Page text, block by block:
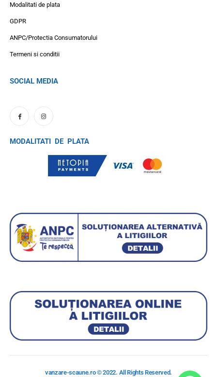
Modalitati de plata
GDPR
ANPC/Protectia Consumatorului
Termeni si conditii
SOCIAL MEDIA
MODALITATI DE PLATA
vanzare-scaune.ro © 2022. All Rights Reserved.